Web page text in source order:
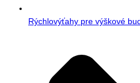
Rýchlovýťahy pre výškové